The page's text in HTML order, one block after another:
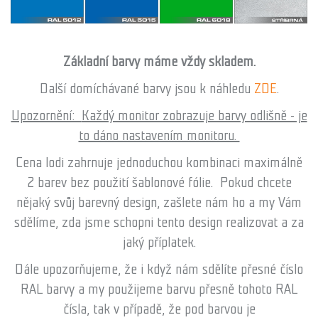
Základní barvy máme vždy skladem.
Další domíchávané barvy jsou k náhledu ZDE
Upozornění:
Každý monitor zobrazuje barvy odlišně - je
to dáno nastavením monitoru.
Cena lodi zahrnuje jednoduchou kombinaci maximálně
2 barev bez použití šablonové fólie. Pokud chcete
nějaký svůj barevný design, zašlete nám ho a my Vám
sdělíme, zda jsme schopni tento design realizovat a za
jaký příplatek.
Dále upozorňujeme, že i když nám sdělíte přesné číslo
RAL barvy a my použijeme barvu přesně tohoto RAL
čísla, tak v případě, že pod barvou je